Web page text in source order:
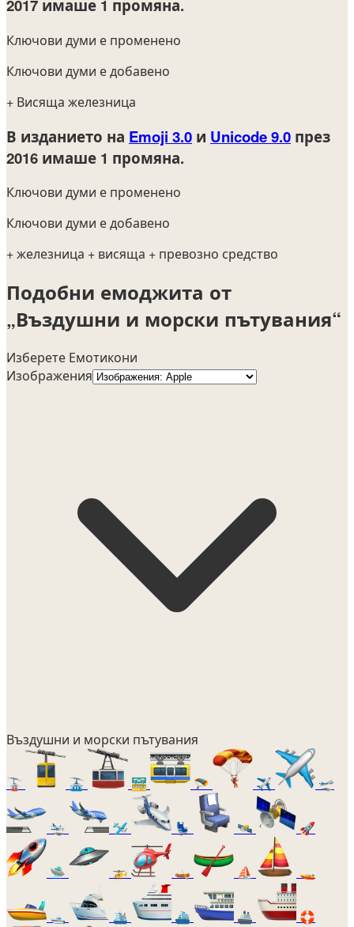
2017 имаше 1 промяна.
Ключови думи е променено
Ключови думи е добавено
+ Висяща железница
В изданието на Emoji 3.0 и Unicode 9.0 през
2016 имаше 1 промяна.
Ключови думи е променено
Ключови думи е добавено
+ железница + висяща + превозно средство
Подобни емоджита от
„Въздушни и морски пътувания“
Изберете Емотикони
Изображения
Въздушни и морски пътувания
🚡 🚠 🚟 🪂 ✈️ 🛫
🛬 🛩️ 💺 🛰️ 🚀
🛸 🚁 🛶 ⛵ 🚤
🛥️ 🛳️ ⛴️ 🚢 🛟